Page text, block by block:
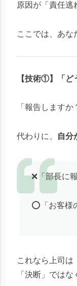
原因が「責任逃
ここでは、あな
【技術①】「ど
「報告します
代わりに、 自分
❌「部長に
⭕️「お客様
これなら上司は
「決断」では